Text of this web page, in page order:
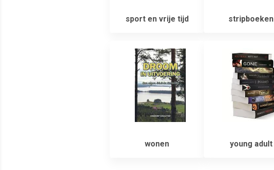
sport en vrije tijd stripboeken
wonen young adult